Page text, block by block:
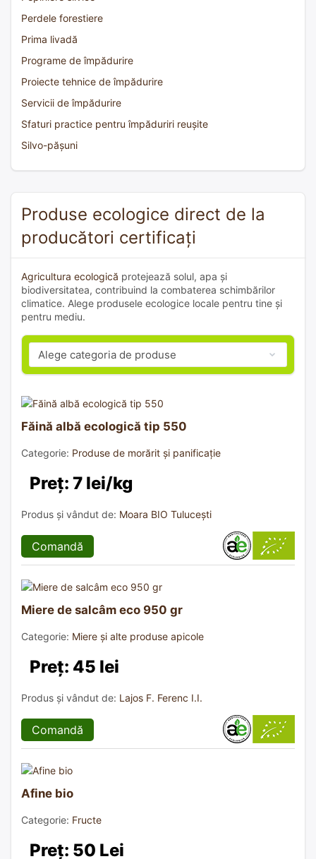
Perdele forestiere
Prima livadă
Programe de împădurire
Proiecte tehnice de împădurire
Servicii de împădurire
Sfaturi practice pentru împăduriri reușite
Silvo-pășuni
Produse ecologice direct de la
producători certificați
Agricultura ecologică protejează solul, apa și
biodiversitatea, contribuind la combaterea schimbărilor
climatice. Alege produsele ecologice locale pentru tine și
pentru mediu.
Făină albă ecologică tip 550
Categorie: Produse de morărit și panificație
Preț: 7 lei/kg
Produs și vândut de: Moara BIO Tulucești
Comandă
Miere de salcâm eco 950 gr
Categorie: Miere și alte produse apicole
Preț: 45 lei
Produs și vândut de: Lajos F. Ferenc I.I.
Comandă
Afine bio
Categorie: Fructe
Preț: 50 Lei